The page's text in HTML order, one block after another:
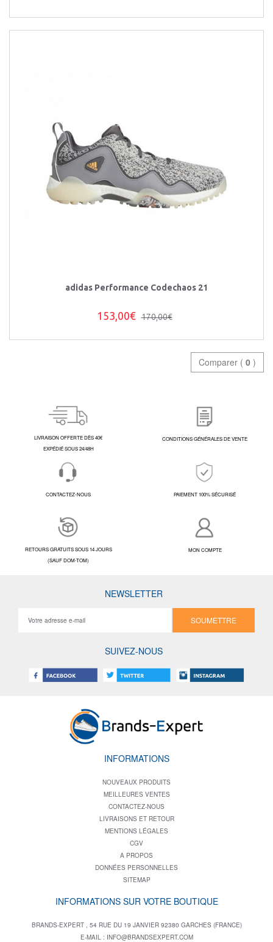
adidas Performance Codechaos 21
153,00€ 170,00€
Comparer ( 0 )
LIVRAISON OFFERTE DÈS 40€
EXPÉDIÉ SOUS 24/48H
CONDITIONS GÉNÉRALES DE VENTE
CONTACTEZ-NOUS PAIEMENT 100% SÉCURISÉ
RETOURS GRATUITS SOUS 14 JOURS
(SAUF DOM-TOM)
MON COMPTE
NEWSLETTER
SOUMETTRE
SUIVEZ-NOUS
INFORMATIONS
NOUVEAUX PRODUITS
MEILLEURES VENTES
CONTACTEZ-NOUS
LIVRAISONS ET RETOUR
MENTIONS LÉGALES
CGV
A PROPOS
DONNÉES PERSONNELLES
SITEMAP
INFORMATIONS SUR VOTRE BOUTIQUE
BRANDS-EXPERT , 54 RUE DU 19 JANVIER 92380 GARCHES (FRANCE)
E-MAIL : INFO@BRANDSEXPERT.COM